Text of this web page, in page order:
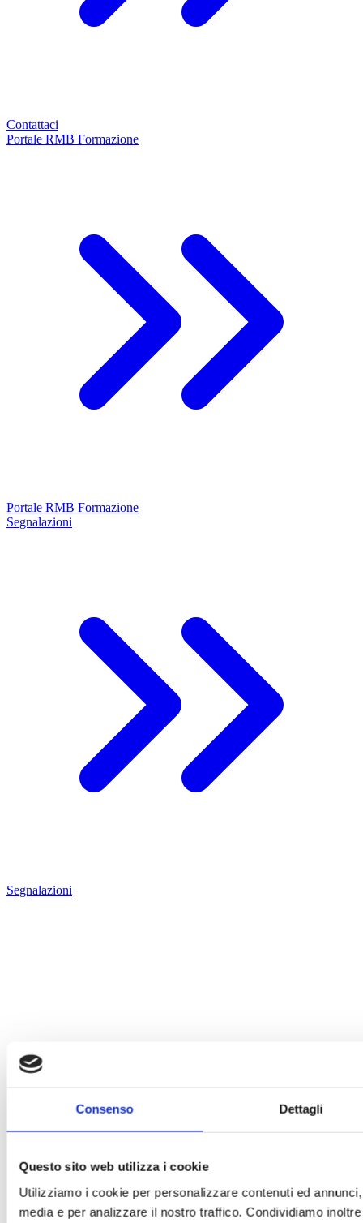
Consenso Dettagli
Questo sito web utilizza i cookie
Utilizziamo i cookie per personalizzare contenuti ed
media e per analizzare il nostro traffico. Condividiamo
Contattaci
Portale RMB Formazione
Portale RMB Formazione
Segnalazioni
Segnalazioni